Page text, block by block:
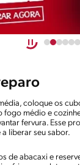
coloque os
fogo médio e
fervura. Esse
liberar seu sabor.
de abacaxi e